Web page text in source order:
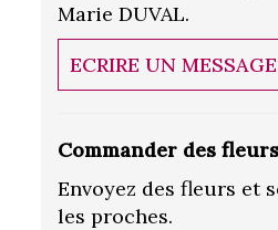
Marie DUVAL.
ECRIRE UN MESSAGE
Commander des fleurs
Envoyez des fleurs et
les proches.